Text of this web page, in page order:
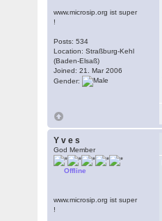
www.microsip.org ist super
!
Posts: 534
Location: Straßburg-Kehl
(Baden-Elsaß)
Joined: 21. Mar 2006
Gender:
Y v e s
God Member
Offline
www.microsip.org ist super
!